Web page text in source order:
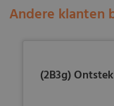
Andere klanten
(2B3g)